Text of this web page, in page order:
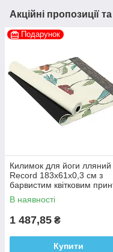
Акційні пропозиції
Подарунок
Килимок для йоги лляний
Record 183x61x0,3 см з
барвистим квітковим
В наявності
1 487,85 ₴
Купити